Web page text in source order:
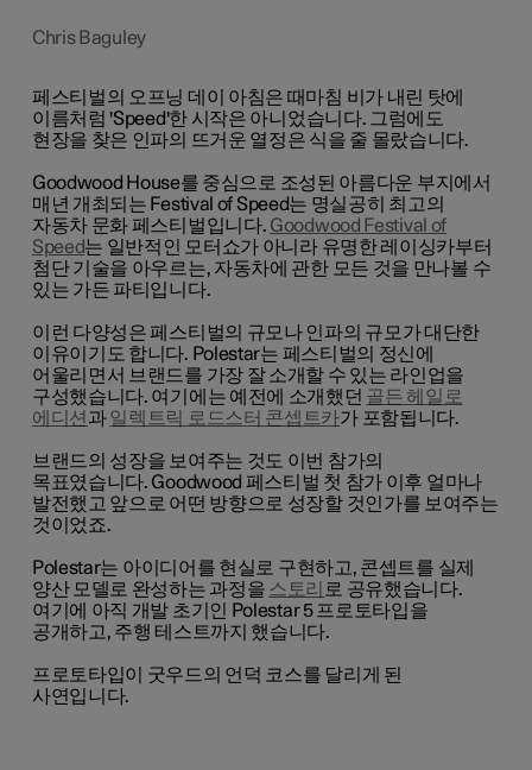
Chris Baguley
페스티벌의 오프닝 데이 아침은 때마침 비가 내린 탓에
이름처럼 'Speed'한 시작은 아니었습니다. 그럼에도
현장을 찾은 인파의 뜨거운 열정은 식을 줄 몰랐습니다.
Goodwood House를 중심으로 조성된 아름다운 부지에서
매년 개최되는 Festival of Speed는 명실공히 최고의
자동차 문화 페스티벌입니다. Goodwood Festival of
Speed는 일반적인 모터쇼가 아니라 유명한 레이싱카부터
첨단 기술을 아우르는, 자동차에 관한 모든 것을 만나볼 수
있는 가든 파티입니다.
이런 다양성은 페스티벌의 규모나 인파의 규모가 대단한
이유이기도 합니다. Polestar는 페스티벌의 정신에
어울리면서 브랜드를 가장 잘 소개할 수 있는 라인업을
구성했습니다. 여기에는 예전에 소개했던 골든 헤일로
에디션과일렉트릭 로드스터 콘셉트카가 포함됩니다.
브랜드의 성장을 보여주는 것도 이번 참가의
목표였습니다. Goodwood 페스티벌 첫 참가 이후 얼마나
발전했고 앞으로 어떤 방향으로 성장할 것인가를 보여주는
것이었죠.
Polestar는 아이디어를 현실로 구현하고, 콘셉트를 실제
양산 모델로 완성하는 과정을 스토리 로 공유했습니다.
여기에 아직 개발 초기인 Polestar 5 프로토타입을
공개하고, 주행 테스트까지 했습니다.
프로토타입이 굿우드의 언덕 코스를 달리게 된
사연입니다.